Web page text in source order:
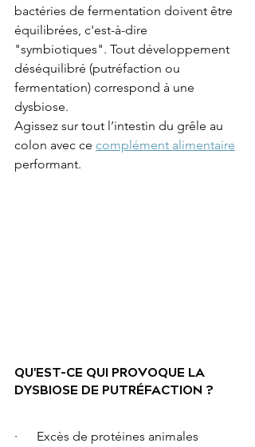
bactéries de fermentation doivent être
équilibrées, c'est-à-dire
"symbiotiques". Tout développement
déséquilibré (putréfaction ou
fermentation) correspond à une
dysbiose.
Agissez sur tout l’intestin du grêle au
colon avec ce complément alimentaire
performant.
QU'EST-CE QUI PROVOQUE LA
DYSBIOSE DE PUTRÉFACTION ?
·      Excès de protéines animales